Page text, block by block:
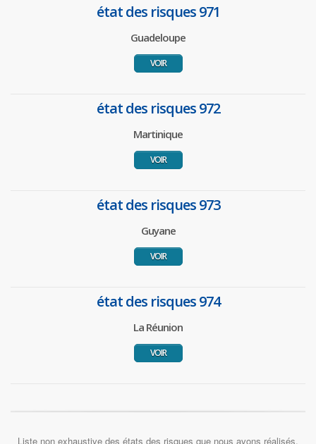
état des risques 971
Guadeloupe
VOIR
état des risques 972
Martinique
VOIR
état des risques 973
Guyane
VOIR
état des risques 974
La Réunion
VOIR
Liste non exhaustive des états des risques que nous avons réalisés.